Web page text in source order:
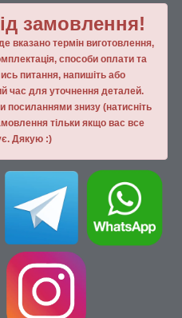
замовлення!
вказано термін виготовлення,
способи оплати та
питання, напишiть або
час для уточнення деталей.
знизу (натисніть
тiльки якщо вас все
Дякую :)